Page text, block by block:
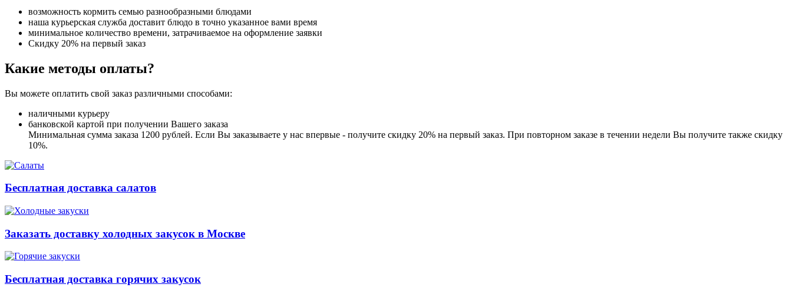
возможность кормить семью разнообразными блюдами
наша курьерская служба доставит блюдо в точно указанное вами время
минимальное количество времени, затрачиваемое на оформление заявки
Скидку 20% на первый заказ
Какие методы оплаты?
Вы можете оплатить свой заказ различными способами:
наличными курьеру
банковской картой при получении Вашего заказа
Минимальная сумма заказа 1200 рублей. Если Вы заказываете у нас впервые - получите скидку 20% на первый заказ. При повторном заказе в течении недели Вы получите также скидку
10%.
Бесплатная доставка салатов
Заказать доставку холодных закусок в Москве
Бесплатная доставка горячих закусок